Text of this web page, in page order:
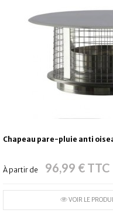
Chapeau pare-pluie anti
À partir de 96,99 € TTC
VOIR LE